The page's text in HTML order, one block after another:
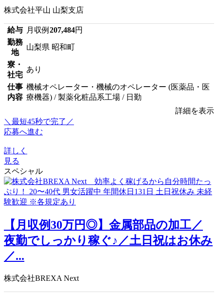
株式会社平山 山梨支店
給与 月収例 207,484円
勤務
地
山梨県 昭和町
寮・
社宅
あり
仕事
内容
機械オペレーター・機械のオペレーター (医薬品・医
療機器) / 製薬化粧品系工場 / 日勤
詳細を表示
＼最短45秒で完了／
応募へ進む
詳しく
見る
スペシャル
【月収例30万円◎】金属部品の加工／
夜勤でしっかり稼ぐ♪／土日祝はお休み
／...
株式会社BREXA Next